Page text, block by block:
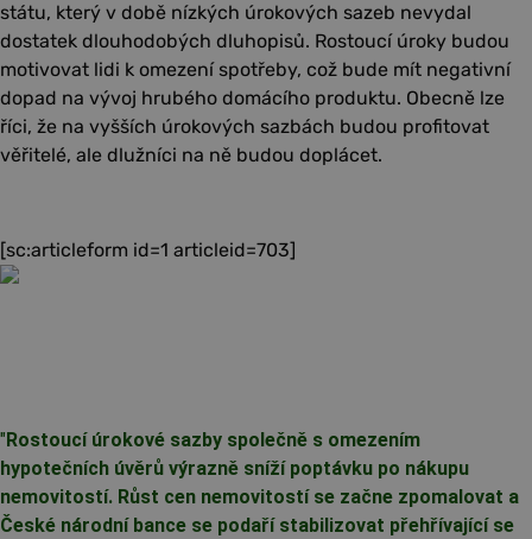
státu, který v době nízkých úrokových sazeb nevydal
dostatek dlouhodobých dluhopisů. Rostoucí úroky budou
motivovat lidi k omezení spotřeby, což bude mít negativní
dopad na vývoj hrubého domácího produktu. Obecně lze
říci, že na vyšších úrokových sazbách budou profitovat
věřitelé, ale dlužníci na ně budou doplácet.
[sc:articleform id=1 articleid=703]
" Rostoucí úrokové sazby společně s omezením
hypotečních úvěrů výrazně sníží poptávku po nákupu
nemovitostí. Růst cen nemovitostí se začne zpomalovat a
České národní bance se podaří stabilizovat přehřívající se